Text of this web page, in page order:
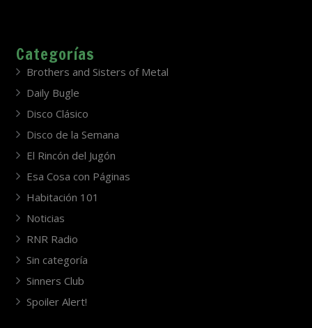
Categorías
Brothers and Sisters of Metal
Daily Bugle
Disco Clásico
Disco de la Semana
El Rincón del Jugón
Esa Cosa con Páginas
Habitación 101
Noticias
RNR Radio
Sin categoría
Sinners Club
Spoiler Alert!